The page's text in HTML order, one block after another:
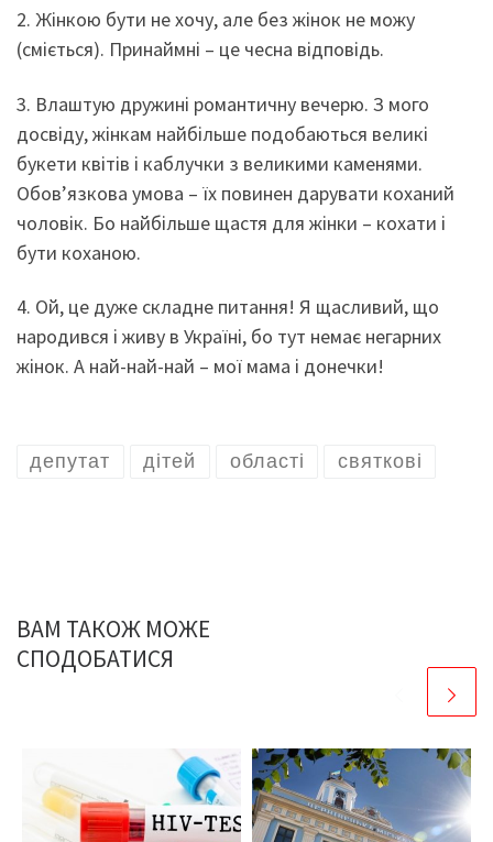
2. Жінкою бути не хочу, але без жінок не можу
(сміється). Принаймні – це чесна відповідь.
3. Влаштую дружині романтичну вечерю. З мого
досвіду, жінкам найбільше подобаються великі
букети квітів і каблучки з великими каменями.
Обов’язкова умова – їх повинен дарувати коханий
чоловік. Бо найбільше щастя для жінки – кохати і
бути коханою.
4. Ой, це дуже складне питання! Я щасливий, що
народився і живу в Україні, бо тут немає негарних
жінок. А най-най-най – мої мама і донечки!
депутат дітей області святкові
ВАМ ТАКОЖ МОЖЕ
СПОДОБАТИСЯ